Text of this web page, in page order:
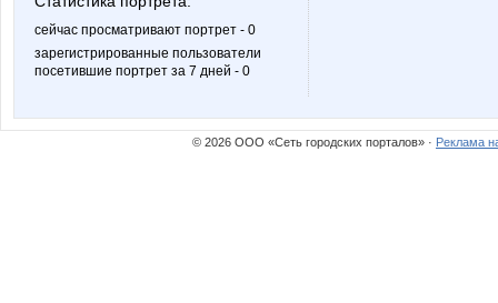
сейчас просматривают портрет - 0
зарегистрированные пользователи
посетившие портрет за 7 дней - 0
© 2026 ООО «Сеть городских порталов» · Реклама